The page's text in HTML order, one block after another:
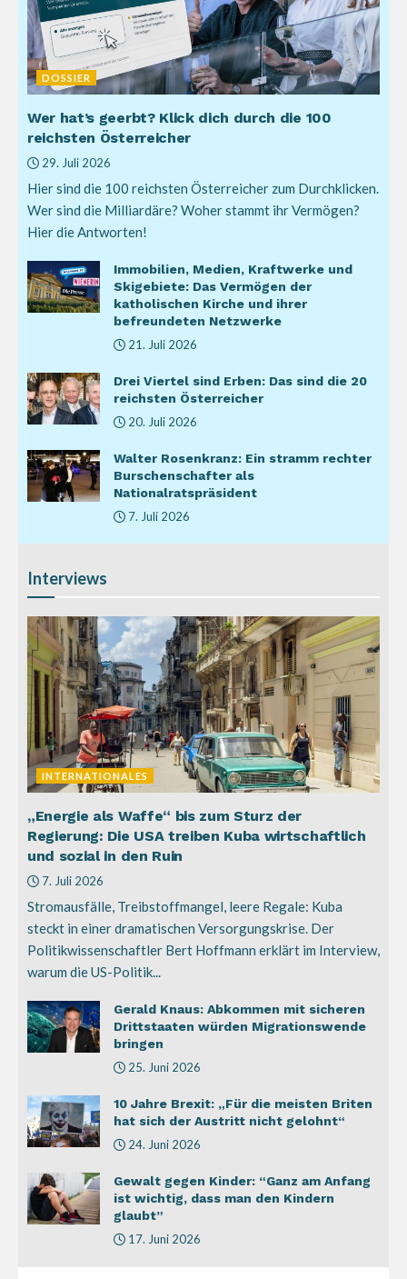
DOSSIER
Wer hat’s geerbt? Klick dich durch die 100
reichsten Österreicher
29. Juli 2026
Hier sind die 100 reichsten Österreicher zum Durchklicken.
Wer sind die Milliardäre? Woher stammt ihr Vermögen?
Hier die Antworten!
Immobilien, Medien, Kraftwerke und
Skigebiete: Das Vermögen der
katholischen Kirche und ihrer
befreundeten Netzwerke
21. Juli 2026
Drei Viertel sind Erben: Das sind die 20
reichsten Österreicher
20. Juli 2026
Walter Rosenkranz: Ein stramm rechter
Burschenschafter als
Nationalratspräsident
7. Juli 2026
Interviews
INTERNATIONALES
„Energie als Waffe“ bis zum Sturz der
Regierung: Die USA treiben Kuba wirtschaftlich
und sozial in den Ruin
7. Juli 2026
Stromausfälle, Treibstoffmangel, leere Regale: Kuba
steckt in einer dramatischen Versorgungskrise. Der
Politikwissenschaftler Bert Hoffmann erklärt im Interview,
warum die US-Politik...
Gerald Knaus: Abkommen mit sicheren
Drittstaaten würden Migrationswende
bringen
25. Juni 2026
10 Jahre Brexit: „Für die meisten Briten
hat sich der Austritt nicht gelohnt“
24. Juni 2026
Gewalt gegen Kinder: “Ganz am Anfang
ist wichtig, dass man den Kindern
glaubt”
17. Juni 2026